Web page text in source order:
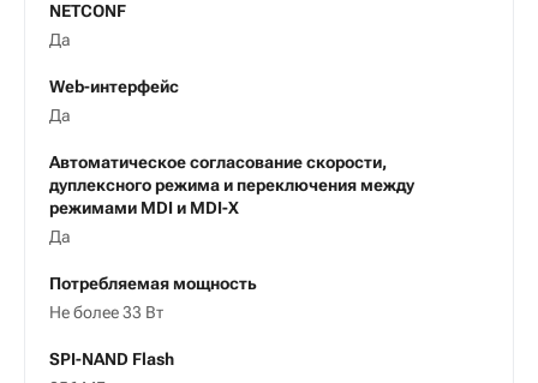
NETCONF
Да
Web-интерфейс
Да
Автоматическое согласование скорости,
дуплексного режима и переключения между
режимами MDI и MDI-X
Да
Потребляемая мощность
Не более 33 Вт
SPI-NAND Flash